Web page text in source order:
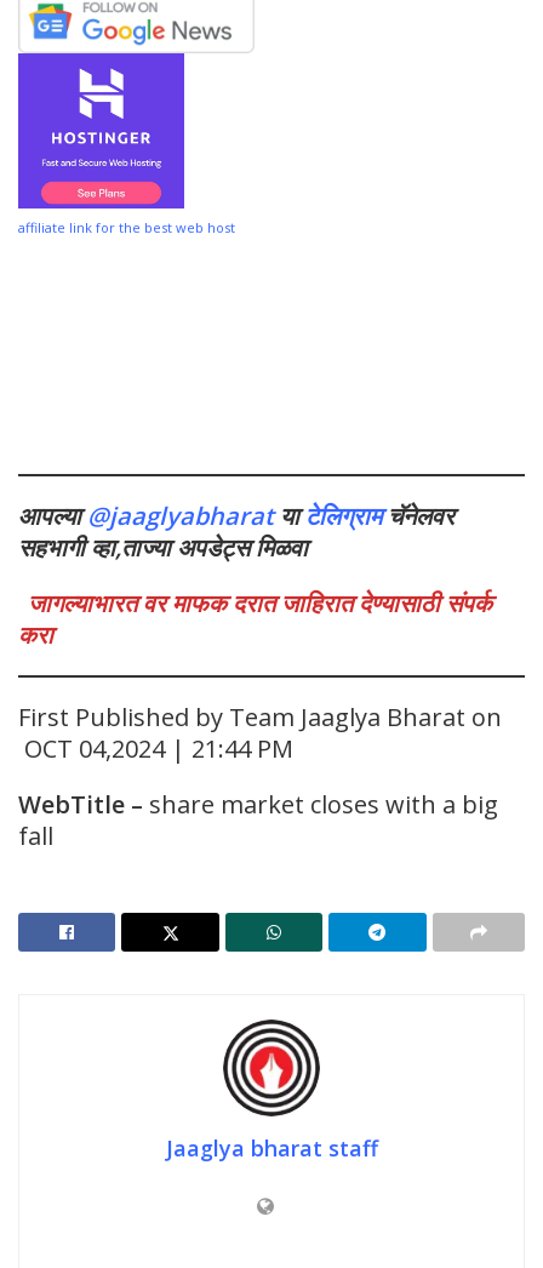
affiliate link for the best web host
आपल्या@jaaglyabharatयाटेलिग्रामचॅनेलवर
सहभागी व्हा,ताज्या अपडेट्स मिळवा
जागल्याभारत वर माफक दरात जाहिरात देण्यासाठी संपर्क
करा
First Published by Team Jaaglya Bharat on
OCT 04,2024 | 21:44 PM
WebTitle – share market closes with a big
fall
Jaaglya bharat staff